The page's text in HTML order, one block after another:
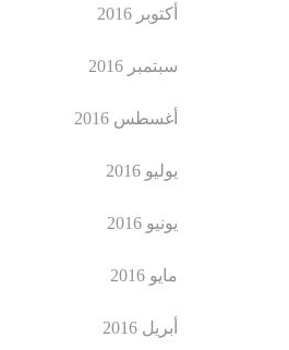
أكتوبر 2016
سبتمبر 2016
أغسطس 2016
يوليو 2016
يونيو 2016
مايو 2016
أبريل 2016